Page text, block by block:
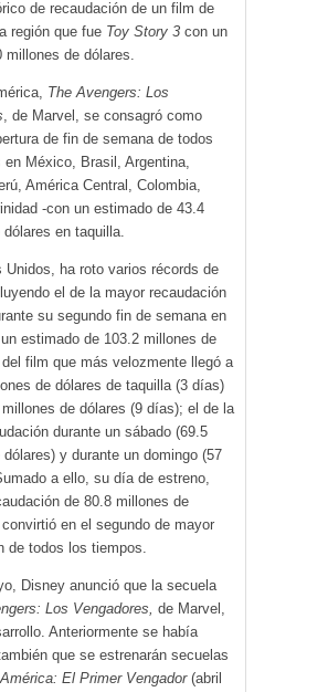
de recaudación de un film de
región que fue Toy Story 3 con un
millones de dólares.
The Avengers: Los
, de Marvel, se consagró como
de fin de semana de todos
en México, Brasil, Argentina,
América Central, Colombia,
-con un estimado de 43.4
dólares en taquilla.
Unidos, ha roto varios récords de
el de la mayor recaudación
su segundo fin de semana en
estimado de 103.2 millones de
film que más velozmente llegó a
de dólares de taquilla (3 días)
de dólares (9 días); el de la
durante un sábado (69.5
dólares) y durante un domingo (57
a ello, su día de estreno,
de 80.8 millones de
en el segundo de mayor
de todos los tiempos.
Disney anunció que la secuela
Los Vengadores, de Marvel,
Anteriormente se había
que se estrenarán secuelas
El Primer Vengador (abril